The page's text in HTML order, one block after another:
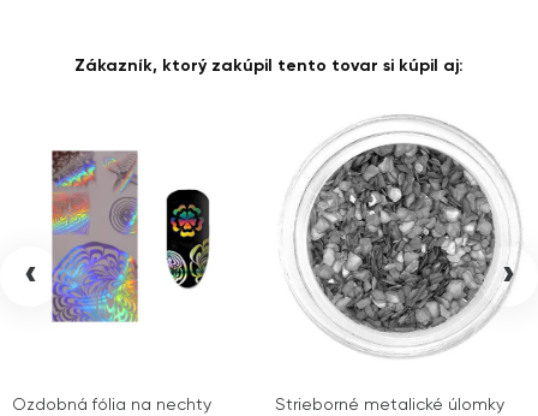
Zákazník, ktorý zakúpil tento tovar si kúpil aj:
Ozdobná fólia na nechty
Strieborné metalické úlomky
‹ ›